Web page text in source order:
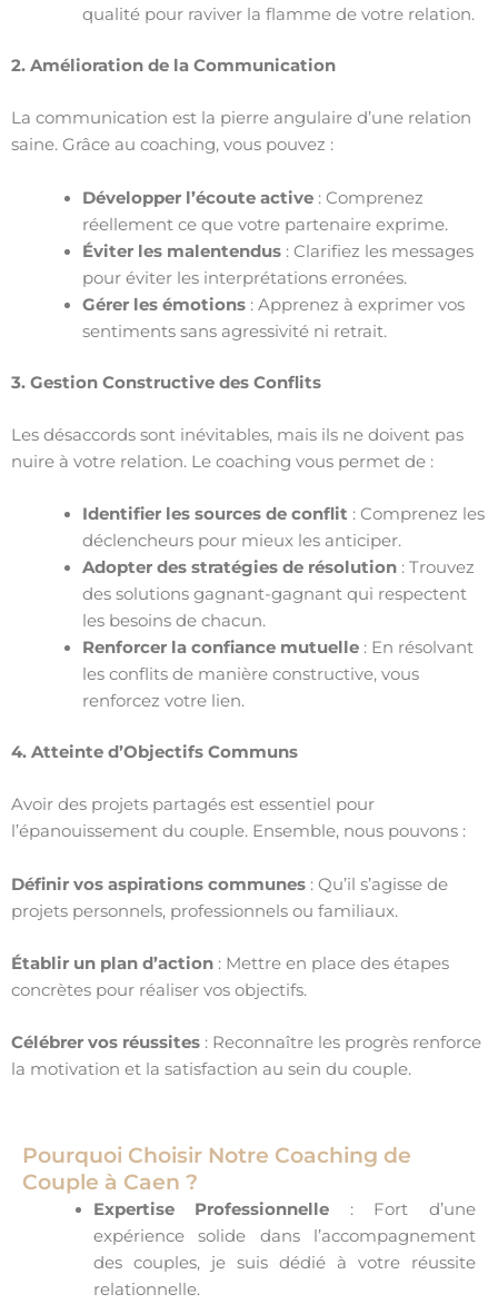
qualité pour raviver la flamme de votre relation.
2. Amélioration de la Communication
La communication est la pierre angulaire d’une relation
saine. Grâce au coaching, vous pouvez :
Développer l’écoute active: Comprenez
réellement ce que votre partenaire exprime.
Éviter les malentendus: Clarifiez les messages
pour éviter les interprétations erronées.
Gérer les émotions: Apprenez à exprimer vos
sentiments sans agressivité ni retrait.
3. Gestion Constructive des Conflits
Les désaccords sont inévitables, mais ils ne doivent pas
nuire à votre relation. Le coaching vous permet de :
Identifier les sources de conflit : Comprenez les
déclencheurs pour mieux les anticiper.
Adopter des stratégies de résolution: Trouvez
des solutions gagnant-gagnant qui respectent
les besoins de chacun.
Renforcer la confiance mutuelle: En résolvant
les conflits de manière constructive, vous
renforcez votre lien.
4. Atteinte d’Objectifs Communs
Avoir des projets partagés est essentiel pour
l’épanouissement du couple. Ensemble, nous pouvons :
Définir vos aspirations communes : Qu’il s’agisse de
projets personnels, professionnels ou familiaux.
Établir un plan d’action : Mettre en place des étapes
concrètes pour réaliser vos objectifs.
Célébrer vos réussites : Reconnaître les progrès renforce
la motivation et la satisfaction au sein du couple.
Pourquoi Choisir Notre Coaching de
Couple à Caen ?
Expertise Professionnelle : Fort d’une
expérience solide dans l’accompagnement
des couples, je suis dédié à votre réussite
relationnelle.